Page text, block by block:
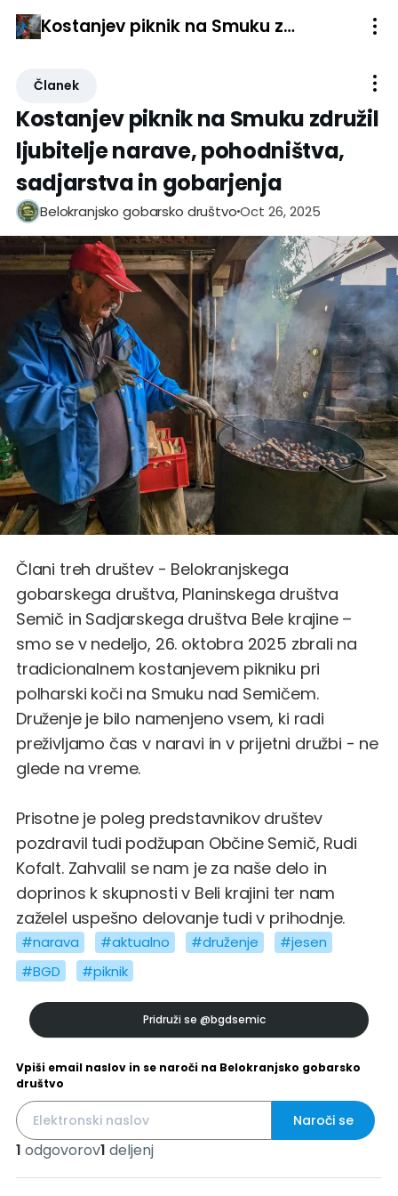
Kostanjev piknik na Smuku združil ljubitelje narave, pohodništva, sadjarstva in gobarjenja
Članek
Kostanjev piknik na Smuku združil
ljubitelje narave, pohodništva,
sadjarstva in gobarjenja
Belokranjsko gobarsko društvoOct 26, 2025
Člani treh društev - Belokranjskega
gobarskega društva, Planinskega društva
Semič in Sadjarskega društva Bele krajine –
smo se v nedeljo, 26. oktobra 2025 zbrali na
tradicionalnem kostanjevem pikniku pri
polharski koči na Smuku nad Semičem.
Druženje je bilo namenjeno vsem, ki radi
preživljamo čas v naravi in v prijetni družbi - ne
glede na vreme.
Prisotne je poleg predstavnikov društev
pozdravil tudi podžupan Občine Semič, Rudi
Kofalt. Zahvalil se nam je za naše delo in
doprinos k skupnosti v Beli krajini ter nam
zaželel uspešno delovanje tudi v prihodnje.
#narava #aktualno #druženje
#jesen
#BGD
#piknik
Pridruži se @bgdsemic
Vpiši email naslov in se naroči na Belokranjsko gobarsko
društvo
Naroči se
1 odgovorov1 deljenj